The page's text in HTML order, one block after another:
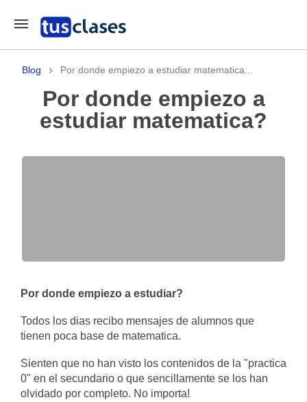
Blog Por donde empiezo a estudiar matematica...
Por donde empiezo a
estudiar matematica?
Por donde empiezo a estudiar?
Todos los dias recibo mensajes de alumnos que
tienen poca base de matematica.
Sienten que no han visto los contenidos de la "practica
0" en el secundario o que sencillamente se los han
olvidado por completo. No importa!